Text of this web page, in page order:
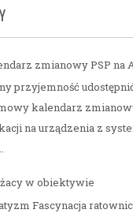
zmianowy PSP na
przyjemność
kalendarz
na urządzenia z
w obiektywie
Fascynacja